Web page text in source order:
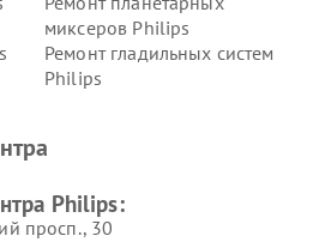
миксеров Philips
Ремонт гладильных систем
Philips
Ремонт увлажнителей
Philips:
просп., 30